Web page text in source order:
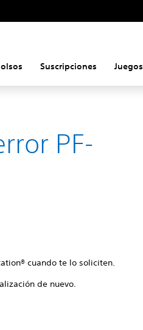
Suscripciones Juegos
PF-
cuando te lo soliciten.
de nuevo.